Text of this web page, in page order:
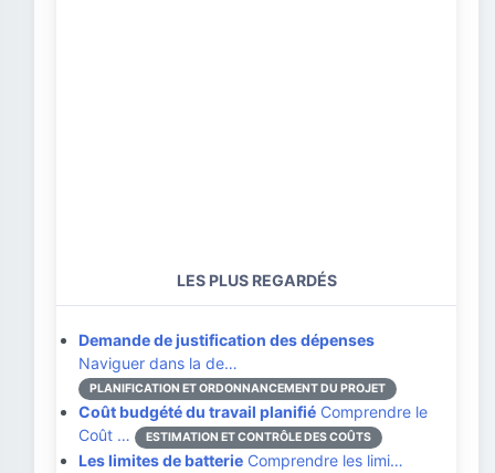
LES PLUS REGARDÉS
Demande de justification des dépenses
Naviguer dans la de…
PLANIFICATION ET ORDONNANCEMENT DU PROJET
Coût budgété du travail planifié Comprendre le
Coût …
ESTIMATION ET CONTRÔLE DES COÛTS
Les limites de batterie Comprendre les limi…